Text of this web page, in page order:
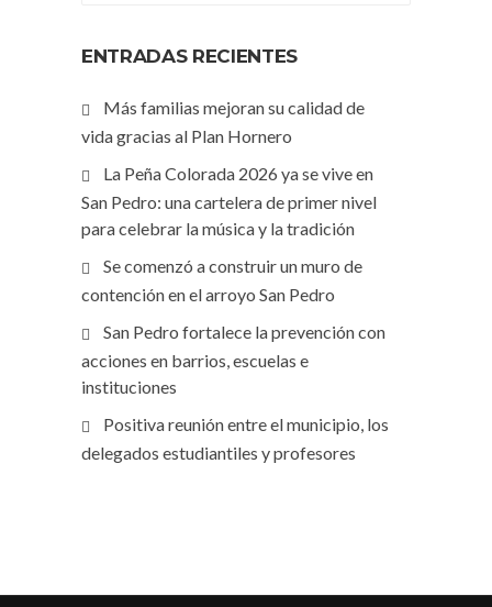
ENTRADAS RECIENTES
Más familias mejoran su calidad de
vida gracias al Plan Hornero
La Peña Colorada 2026 ya se vive en
San Pedro: una cartelera de primer nivel
para celebrar la música y la tradición
Se comenzó a construir un muro de
contención en el arroyo San Pedro
San Pedro fortalece la prevención con
acciones en barrios, escuelas e
instituciones
Positiva reunión entre el municipio, los
delegados estudiantiles y profesores